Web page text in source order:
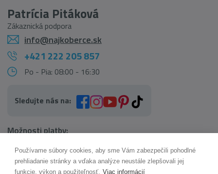
Patrícia Pitáková
Zákaznická podpora
info@najkoberce.sk
+421 222 205 857
Po - Pia: 08:00 - 16:30
Sledujte nás na:
Možnosti platby:
Používame súbory cookies, aby sme Vám zabezpečili pohodlné
prehliadanie stránky a vďaka analýze neustále zlepšovali jej
funkcie, výkon a použiteľnosť. Viac informácií
AI pomocník Maxík
Online